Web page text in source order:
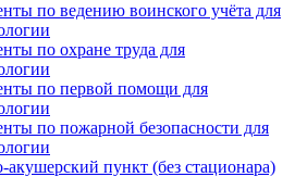
по ведению воинского учёта для
по охране труда для
по первой помощи для
по пожарной безопасности для
акушерский пункт (без стационара)